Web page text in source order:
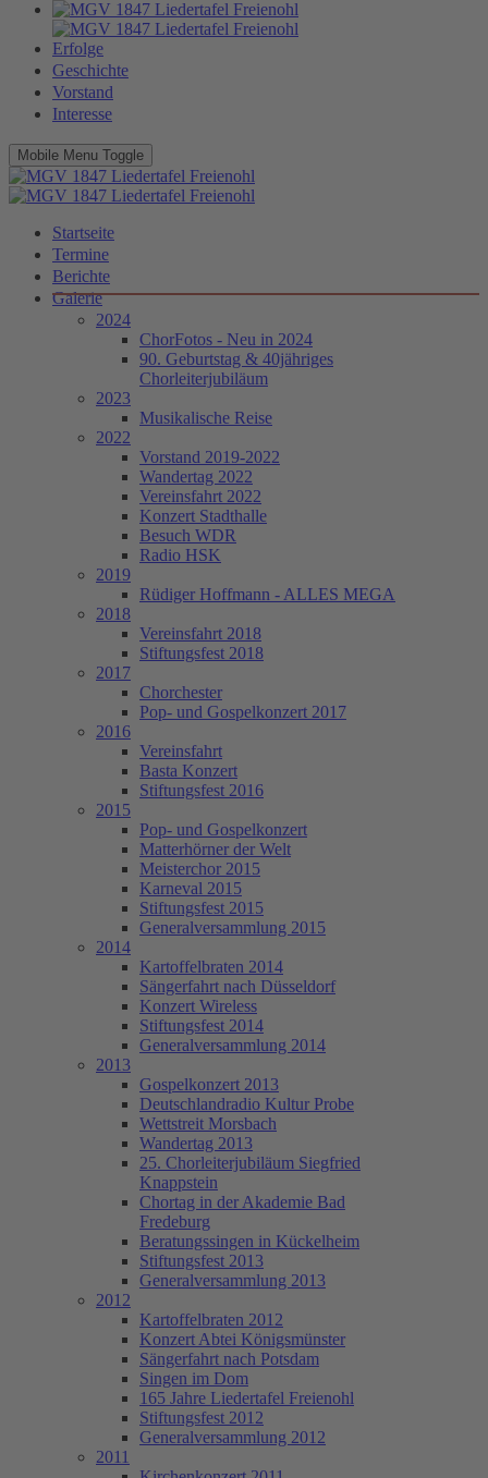
Erfolge
Geschichte
Vorstand
Interesse
Mobile Menu Toggle
Startseite
Termine
Berichte
Galerie
2024
ChorFotos - Neu in 2024
90. Geburtstag & 40jähriges
Chorleiterjubiläum
2023
Musikalische Reise
2022
Vorstand 2019-2022
Wandertag 2022
Vereinsfahrt 2022
Konzert Stadthalle
Besuch WDR
Radio HSK
2019
Rüdiger Hoffmann - ALLES MEGA
2018
Vereinsfahrt 2018
Stiftungsfest 2018
2017
Chorchester
Pop- und Gospelkonzert 2017
2016
Vereinsfahrt
Basta Konzert
Stiftungsfest 2016
2015
Pop- und Gospelkonzert
Matterhörner der Welt
Meisterchor 2015
Karneval 2015
Stiftungsfest 2015
Generalversammlung 2015
2014
Kartoffelbraten 2014
Sängerfahrt nach Düsseldorf
Konzert Wireless
Stiftungsfest 2014
Generalversammlung 2014
2013
Gospelkonzert 2013
Deutschlandradio Kultur Probe
Wettstreit Morsbach
Wandertag 2013
25. Chorleiterjubiläum Siegfried
Knappstein
Chortag in der Akademie Bad
Fredeburg
Beratungssingen in Kückelheim
Stiftungsfest 2013
Generalversammlung 2013
2012
Kartoffelbraten 2012
Konzert Abtei Königsmünster
Sängerfahrt nach Potsdam
Singen im Dom
165 Jahre Liedertafel Freienohl
Stiftungsfest 2012
Generalversammlung 2012
2011